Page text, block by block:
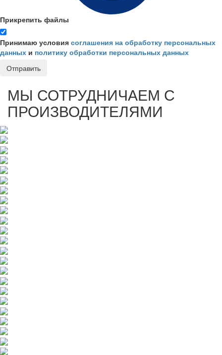
Прикрепить файлы
Принимаю условия соглашения на обработку персональных
данных и политику обработки персональных данных
Отправить
МЫ СОТРУДНИЧАЕМ С
ПРОИЗВОДИТЕЛЯМИ